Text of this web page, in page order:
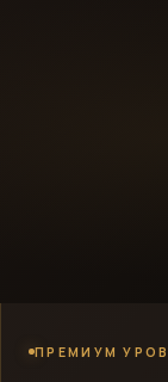
ПРЕМИУМ